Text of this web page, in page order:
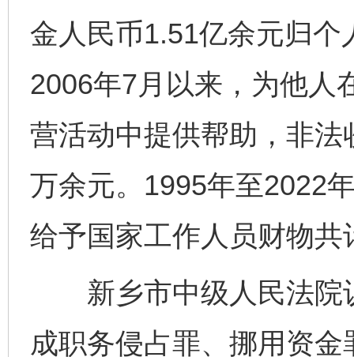
金人民币1.51亿余元归
2006年7月以来，为他人
营活动中提供帮助，非
万余元。1995年至2022
给予国家工作人员财物
新乡市中级人民法院
成职务侵占罪、挪用资